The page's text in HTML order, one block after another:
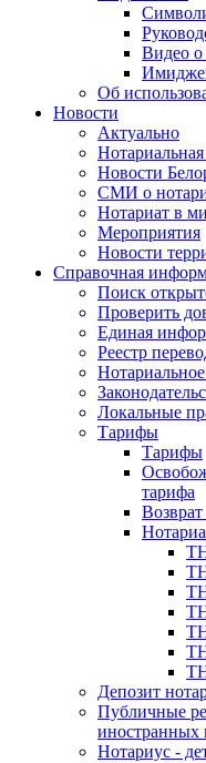
Видео о
Об
Новости
Актуально
Новости
СМИ о
Нотариат в
Мероприятия
Новости
Справочная
Поиск
Проверить
Единая
Реестр
Локальные
Тарифы
Тарифы
тарифа
Депозит
Публичные
иностранных
Нотариус -